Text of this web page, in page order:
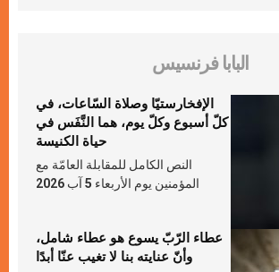
البابا فرنسيس
الإفخارستيّا وصلاة السّاعات، في
كلّ أسبوع وكلّ يوم، هما النَّفَس في
حياة الكنيسة
النص الكامل للمقابلة العامّة مع
المؤمنين يوم الأربعاء 5 آب 2026
عطاء الرّبّ يسوع هو عطاء شامل،
وأنّ عنايته بنا لا تغيب عنّا أبدًا